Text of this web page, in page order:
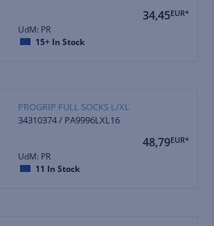
34,45EUR*
UdM: PR
15+ In Stock
PROGRIP FULL SOCKS L/XL
34310374 / PA9996LXL16
48,79EUR*
UdM: PR
11 In Stock